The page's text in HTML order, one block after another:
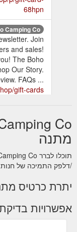
68hpn
Camping Co.
Join
and sales!
The Boho
Our Story.
FAQs ...
gift-cards
מתנה
/דלפק התמיכה של חנות .
יתרת כרטיס
אפשרויות